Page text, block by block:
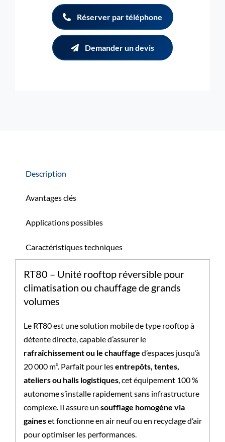
Réserver par téléphone
Demander un devis
Description
Avantages clés
Applications possibles
Caractéristiques techniques
RT80 – Unité rooftop réversible pour
climatisation ou chauffage de grands
volumes
Le RT80 est une solution mobile de type rooftop à
détente directe, capable d’assurer le
rafraîchissement ou le chauffage d’espaces jusqu’à
20 000 m³. Parfait pour lesentrepôts, tentes,
ateliers ou halls logistiques, cet équipement 100 %
autonome s’installe rapidement sans infrastructure
complexe. Il assure un soufflage homogène via
gaineset fonctionne en air neuf ou en recyclage d’air
pour optimiser les performances.